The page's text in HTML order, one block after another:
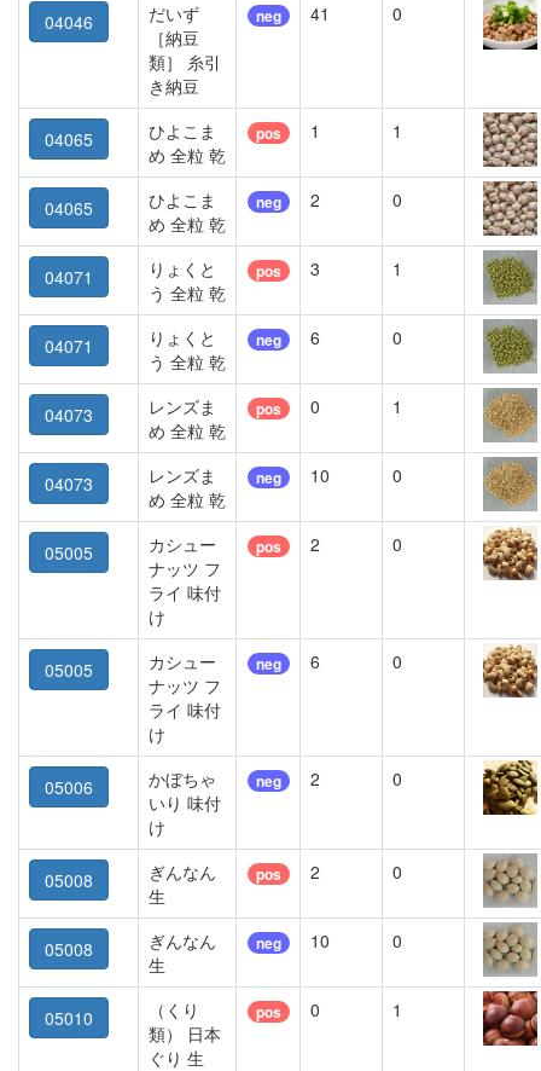
04046
だいず
［納豆
類］ 糸引
き納豆
neg 41 0
04065
ひよこま
め 全粒 乾
pos 1 1
04065
ひよこま
め 全粒 乾
neg 2 0
04071
りょくと
う 全粒 乾
pos 3 1
04071
りょくと
う 全粒 乾
neg 6 0
04073
レンズま
め 全粒 乾
pos 0 1
04073
レンズま
め 全粒 乾
neg 10 0
05005
カシュー
ナッツ フ
ライ 味付
け
pos 2 0
05005
カシュー
ナッツ フ
ライ 味付
け
neg 6 0
05006
かぼちゃ
いり 味付
け
neg 2 0
05008
ぎんなん
生
pos 2 0
05008
ぎんなん
生
neg 10 0
05010
（くり
類） 日本
ぐり 生
pos 0 1